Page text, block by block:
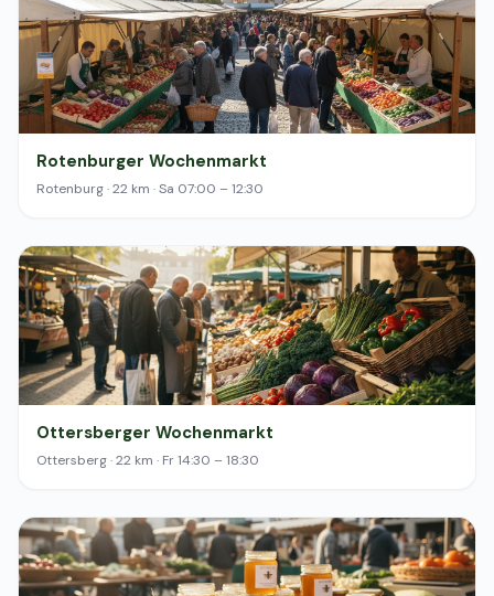
Rotenburger Wochenmarkt
Rotenburg · 22 km · Sa 07:00 – 12:30
Ottersberger Wochenmarkt
Ottersberg · 22 km · Fr 14:30 – 18:30